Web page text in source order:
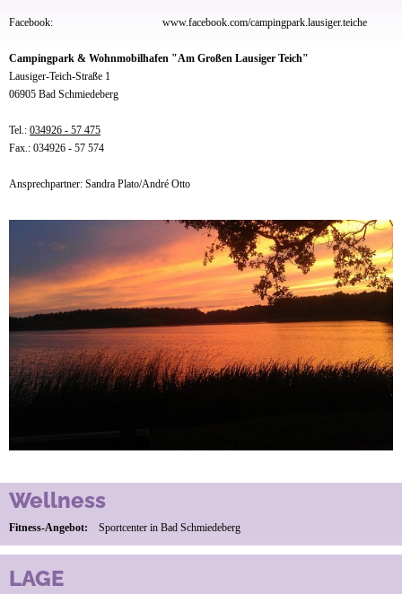
Facebook: www.facebook.com/campingpark.lausiger.teiche
Campingpark & Wohnmobilhafen "Am Großen Lausiger Teich"
Lausiger-Teich-Straße 1
06905 Bad Schmiedeberg
Tel.: 034926 - 57 475
Fax.: 034926 - 57 574
Ansprechpartner: Sandra Plato/André Otto
Wellness
Fitness-Angebot: Sportcenter in Bad Schmiedeberg
LAGE